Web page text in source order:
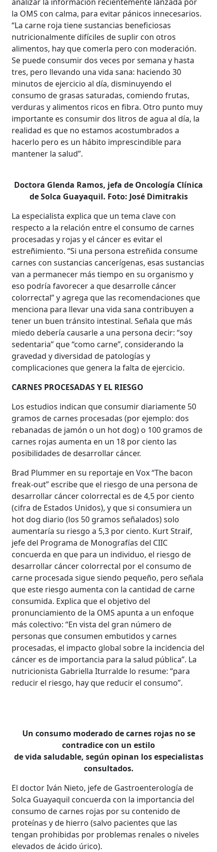
la OMS con calma, para evitar pánicos innecesarios.
“La carne roja tiene sustancias beneficiosas
nutricionalmente difíciles de suplir con otros
alimentos, hay que comerla pero con moderación.
Se puede consumir dos veces por semana y hasta
tres, pero llevando una vida sana: haciendo 30
minutos de ejercicio al día, disminuyendo el
consumo de grasas saturadas, comiendo frutas,
verduras y alimentos ricos en fibra. Otro punto muy
importante es consumir dos litros de agua al día, la
realidad es que no estamos acostumbrados a
hacerlo pero es un hábito imprescindible para
mantener la salud”.
Doctora Glenda Ramos, jefa de Oncología Clínica
de Solca Guayaquil. Foto: José Dimitrakis
La especialista explica que un tema clave con
respecto a la relación entre el consumo de carnes
procesadas y rojas y el cáncer es evitar el
estreñimiento. “Si una persona estreñida consume
carnes con sustancias cancerígenas, esas sustancias
van a permanecer más tiempo en su organismo y
eso podría favorecer a que desarrolle cáncer
colorrectal” y agrega que las recomendaciones que
menciona para llevar una vida sana contribuyen a
tener un buen tránsito intestinal. Señala que más
miedo debería causarle a una persona decir: “soy
sedentaria” que “como carne”, considerando la
gravedad y diversidad de patologías y
complicaciones que genera la falta de ejercicio.
CARNES PROCESADAS Y EL RIESGO
Los estudios indican que consumir diariamente 50
gramos de carnes procesadas (por ejemplo: dos
rebanadas de jamón o un hot dog) o 100 gramos de
carnes rojas aumenta en un 18 por ciento las
posibilidades de desarrollar cáncer.
Brad Plummer en su reportaje en Vox “The bacon
freak-out” escribe que el riesgo de una persona de
desarrollar cáncer colorrectal es de 4,5 por ciento
(cifra de Estados Unidos), y que si consumiera un
hot dog diario (los 50 gramos señalados) solo
aumentaría su riesgo a 5,3 por ciento. Kurt Straif,
jefe del Programa de Monografías del CIIC
concuerda en que para un individuo, el riesgo de
desarrollar cáncer colorrectal por el consumo de
carne procesada sigue siendo pequeño, pero señala
que este riesgo aumenta con la cantidad de carne
consumida. Explica que el objetivo del
pronunciamiento de la OMS apunta a un enfoque
más colectivo: “En vista del gran número de
personas que consumen embutidos y carnes
procesadas, el impacto global sobre la incidencia del
cáncer es de importancia para la salud pública”. La
nutricionista Gabriella Iturralde lo resume: “para
reducir el riesgo, hay que reducir el consumo”.
Un consumo moderado de carnes rojas no se
contradice con un estilo
de vida saludable, según opinan los especialistas
consultados.
El doctor Iván Nieto, jefe de Gastroenterología de
Solca Guayaquil concuerda con la importancia del
consumo de carnes rojas por su contenido de
proteínas y de hierro (salvo pacientes que las
tengan prohibidas por problemas renales o niveles
elevados de ácido úrico).